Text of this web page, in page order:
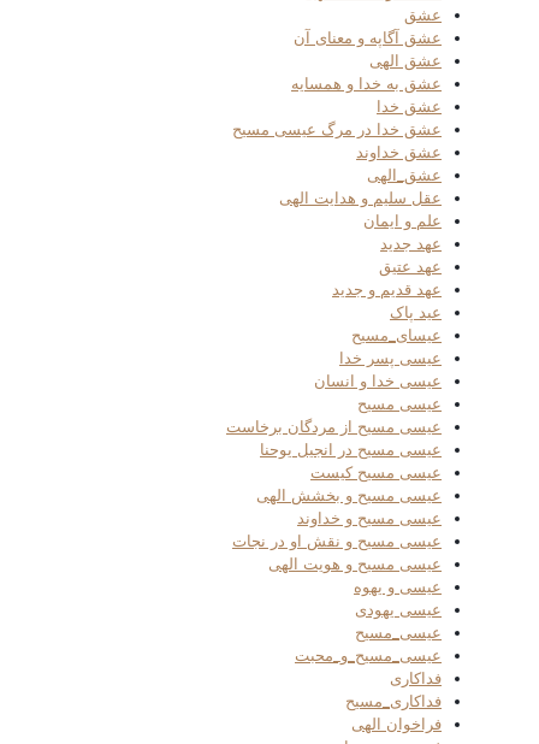
عشق
عشق آگاپه و معنای آن
عشق الهی
عشق به خدا و همسایه
عشق خدا
عشق خدا در مرگ عیسی مسیح
عشق خداوند
عشق_الهی
عقل سلیم و هدایت الهی
علم و ایمان
عهد جدید
عهد عتیق
عهد قدیم و جدید
عید پاک
عیسای_مسیح
عیسی پسر خدا
عیسی خدا و انسان
عیسی مسیح
عیسی مسیح از مردگان برخاست
عیسی مسیح در انجیل یوحنا
عیسی مسیح کیست
عیسی مسیح و بخشش الهی
عیسی مسیح و خداوند
عیسی مسیح و نقش او در نجات
عیسی مسیح و هویت الهی
عیسی و یهوه
عیسی یهودی
عیسی_مسیح
عیسی_مسیح_و_محبت
فداکاری
فداکاری_مسیح
فراخوان الهی